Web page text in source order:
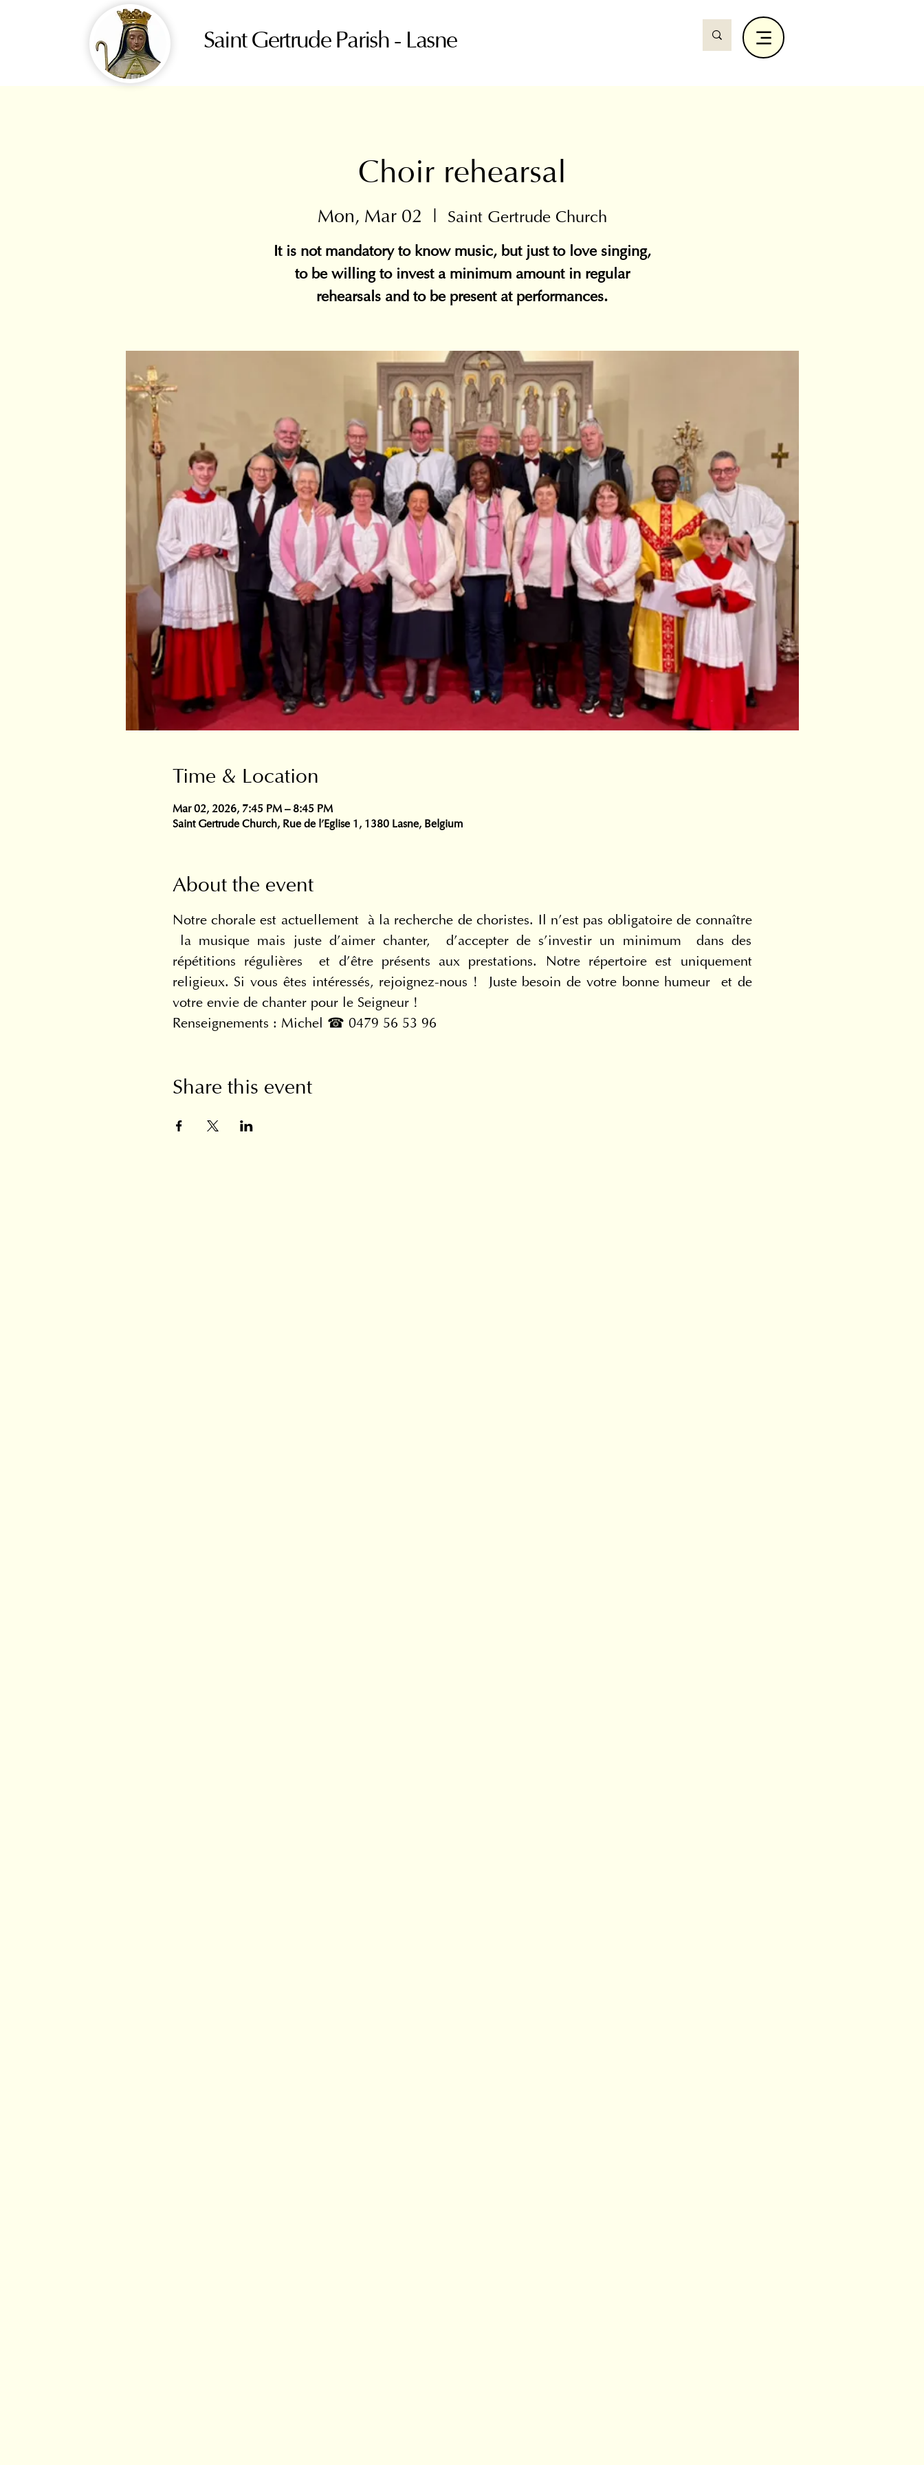
Saint Gertrude Parish - Lasne
Choir rehearsal
Mon, Mar 02
  |
Saint Gertrude Church
It is not mandatory to know music, but just to love singing,
to be willing to invest a minimum amount in regular
rehearsals and to be present at performances.
Time & Location
Mar 02, 2026, 7:45 PM – 8:45 PM
Saint Gertrude Church, Rue de l'Eglise 1, 1380 Lasne, Belgium
About the event
Notre chorale est actuellement  à la recherche de choristes. Il n’est pas obligatoire de connaître
la musique mais juste d’aimer chanter,  d’accepter de s’investir un minimum  dans des
répétitions régulières  et d’être présents aux prestations. Notre répertoire est uniquement
religieux. Si vous êtes intéressés, rejoignez-nous !  Juste besoin de votre bonne humeur  et de
votre envie de chanter pour le Seigneur !
Renseignements : Michel ☎ 0479 56 53 96
Share this event